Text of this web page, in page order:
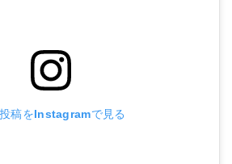
稿をInstagramで見る